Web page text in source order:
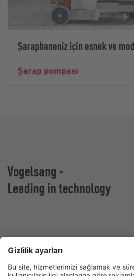
Şaraphaneniz için esnek ve
Şarap pompası
Vogelsang -
Leading in technology
Vogelsang GmbH & Co. KG
Holthoege 10-14
49632 Essen (Oldenburg)